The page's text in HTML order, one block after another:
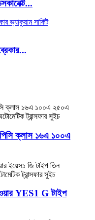
ক্লাস ১৬এ ১০০এ
YES1 G টাইপ